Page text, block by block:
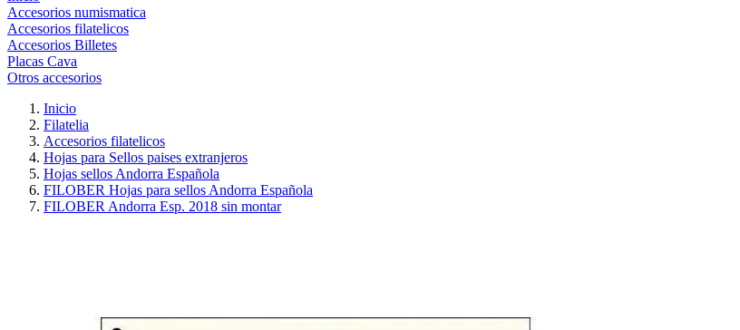
Accesorios numismatica
Accesorios filatelicos
Accesorios Billetes
Placas Cava
Otros accesorios
Inicio
Filatelia
Accesorios filatelicos
Hojas para Sellos paises extranjeros
Hojas sellos Andorra Española
FILOBER Hojas para sellos Andorra Española
FILOBER Andorra Esp. 2018 sin montar